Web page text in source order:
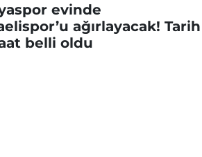
evinde
ağırlayacak! Tarih
belli oldu